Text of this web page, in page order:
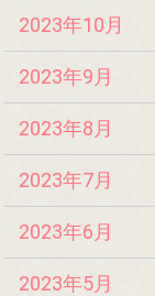
2023年10月
2023年9月
2023年8月
2023年7月
2023年6月
2023年5月